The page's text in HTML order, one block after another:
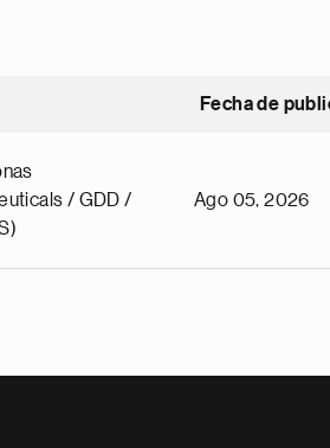
Fecha de
/ GDD /
Ago 05, 2026